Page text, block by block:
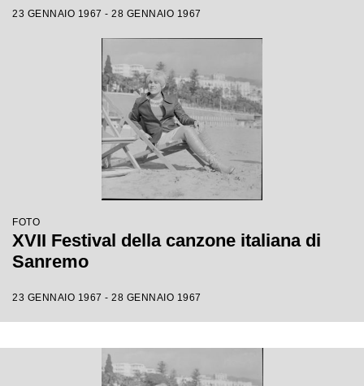
23 GENNAIO 1967 - 28 GENNAIO 1967
FOTO
XVII Festival della canzone italiana di
Sanremo
23 GENNAIO 1967 - 28 GENNAIO 1967